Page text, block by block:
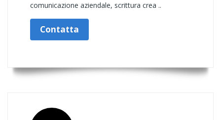
comunicazione aziendale, scrittura crea ..
Contatta